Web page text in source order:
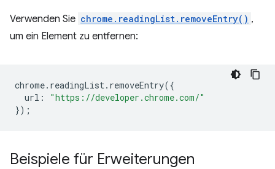
Verwenden Sie chrome.readingList.removeEntry() ,
um ein Element zu entfernen:
chrome. readingList . removeEntry({
url :
"https://developer.chrome.com/"
});
Beispiele für Erweiterungen